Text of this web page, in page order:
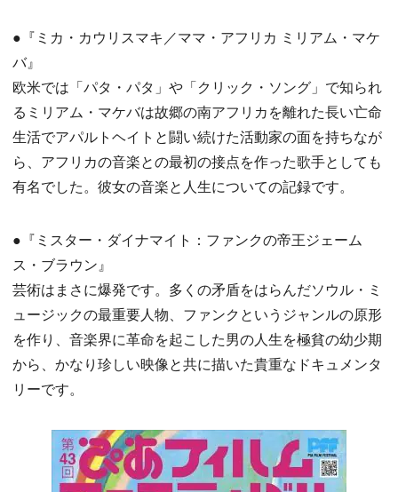
●『ミカ・カウリスマキ／ママ・アフリカ ミリアム・マケ
バ』
欧米では「パタ・パタ」や「クリック・ソング」で知られ
るミリアム・マケバは故郷の南アフリカを離れた長い亡命
生活でアパルトヘイトと闘い続けた活動家の面を持ちなが
ら、アフリカの音楽との最初の接点を作った歌手としても
有名でした。彼女の音楽と人生についての記録です。
●『ミスター・ダイナマイト：ファンクの帝王ジェーム
ス・ブラウン』
芸術はまさに爆発です。多くの矛盾をはらんだソウル・ミ
ュージックの最重要人物、ファンクというジャンルの原形
を作り、音楽界に革命を起こした男の人生を極貧の幼少期
から、かなり珍しい映像と共に描いた貴重なドキュメンタ
リーです。